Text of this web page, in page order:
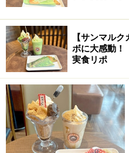
大杉さんプロフィール：
調理学校卒業後、フレン
で経験を重ね、2006年から
【サンマル
ボに大感動！
実食リポ